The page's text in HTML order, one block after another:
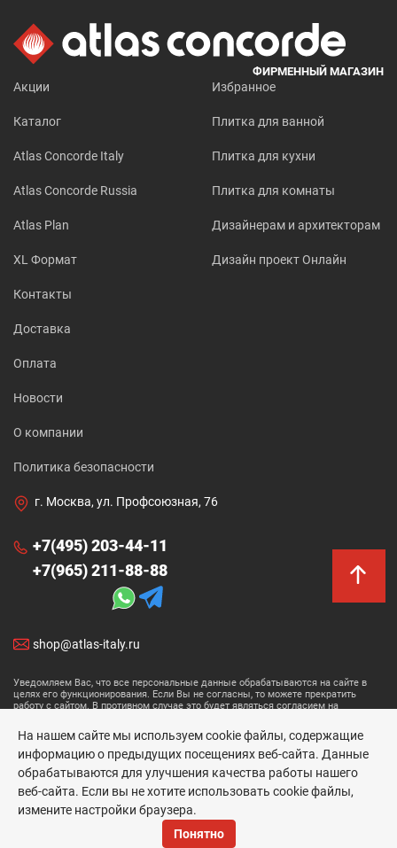
ФИРМЕННЫЙ МАГАЗИН
Акции
Каталог
Atlas Concorde Italy
Atlas Concorde Russia
Atlas Plan
XL Формат
Избранное
Плитка для ванной
Плитка для кухни
Плитка для комнаты
Дизайнерам и архитекторам
Дизайн проект Онлайн
Контакты
Доставка
Оплата
Новости
О компании
Политика безопасности
г. Москва, ул. Профсоюзная, 76
+7(495) 203-44-11
+7(965) 211-88-88
shop@atlas-italy.ru
Уведомляем Вас, что все персональные данные обрабатываются на сайте в
целях его функционирования. Если Вы не согласны, то можете прекратить
работу с сайтом. В противном случае это будет являться согласием на
Размещенные данные носят информационный характер и не являются
публичной офертой.
Atlas Concorde © 2026
На нашем сайте мы используем cookie файлы, содержащие
информацию о предыдущих посещениях веб-сайта. Данные
обрабатываются для улучшения качества работы нашего
веб-сайта. Если вы не хотите использовать cookie файлы,
измените настройки браузера.
Понятно